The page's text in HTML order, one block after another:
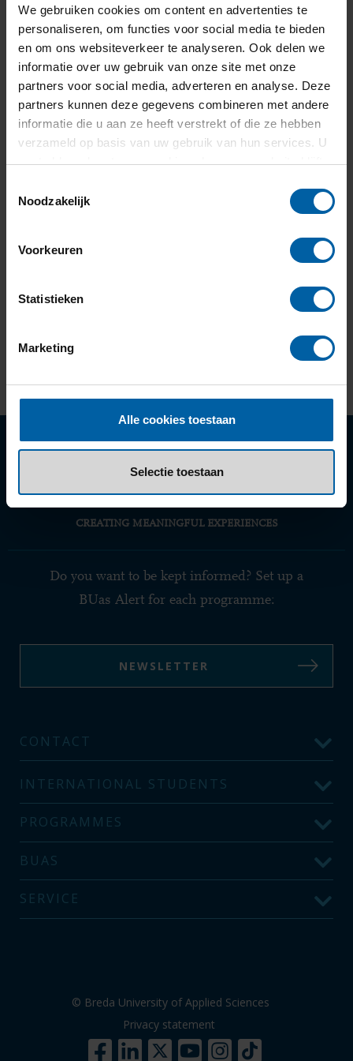
We gebruiken cookies om content en advertenties te
personaliseren, om functies voor social media te bieden
en om ons websiteverkeer te analyseren. Ook delen we
informatie over uw gebruik van onze site met onze
partners voor social media, adverteren en analyse. Deze
partners kunnen deze gegevens combineren met andere
informatie die u aan ze heeft verstrekt of die ze hebben
verzameld op basis van uw gebruik van hun services. U
gaat akkoord met onze cookies als u onze website blijft
Noodzakelijk
Voorkeuren
Statistieken
Marketing
Alle cookies toestaan
Selectie toestaan
obtained. You can arrange payment of tuition fees via
Studielink.
Do you have the Dutch nationality or an
EU/EEA nationality, or the nationality of
CREATING MEANINGFUL EXPERIENCES
Do you want to be kept informed? Set up a
BUas Alert for each programme:
NEWSLETTER
CONTACT
INTERNATIONAL STUDENTS
PROGRAMMES
BUAS
SERVICE
© Breda University of Applied Sciences
Privacy statement